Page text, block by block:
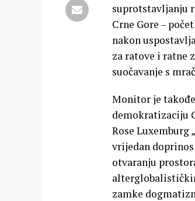
suprotstavljanju
Crne Gore –
nakon
za ratove i ratne
suočavanje s
Monitor je
demokratizaciju
Rose Luxemburg
vrijedan
otvaranju
zamke